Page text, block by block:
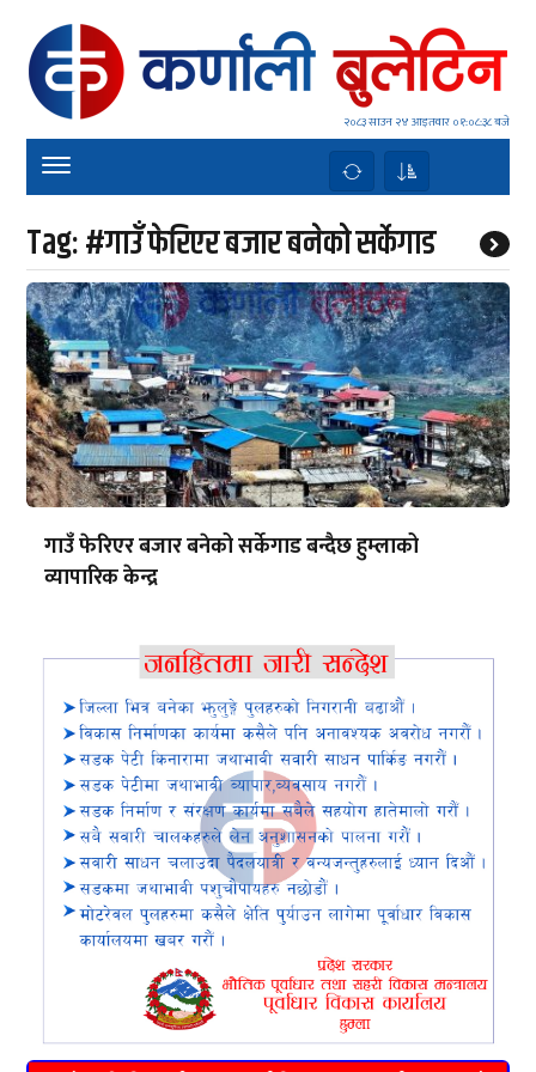
२०८३ साउन २४ आइतवार०१:०८:३८ बजे
Tag:#गाउँ फेरिएर बजार बनेको सर्केगाड
गाउँ फेरिएर बजार बनेको सर्केगाड बन्दैछ हुम्लाको
व्यापारिक केन्द्र